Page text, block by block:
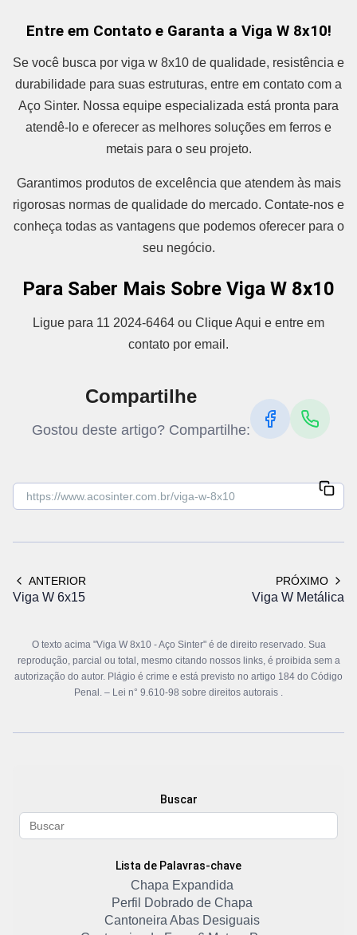
Entre em Contato e Garanta a Viga W 8x10!
Se você busca por viga w 8x10 de qualidade, resistência e
durabilidade para suas estruturas, entre em contato com a
Aço Sinter. Nossa equipe especializada está pronta para
atendê-lo e oferecer as melhores soluções em ferros e
metais para o seu projeto.
Garantimos produtos de excelência que atendem às mais
rigorosas normas de qualidade do mercado. Contate-nos e
conheça todas as vantagens que podemos oferecer para o
seu negócio.
Para Saber Mais Sobre Viga W 8x10
Ligue para 11 2024-6464 ou Clique Aqui e entre em
contato por email.
Compartilhe
Gostou deste artigo? Compartilhe:
ANTERIOR
Viga W 6x15
PRÓXIMO
Viga W Metálica
O texto acima "Viga W 8x10 - Aço Sinter" é de direito reservado. Sua
reprodução, parcial ou total, mesmo citando nossos links, é proibida sem a
autorização do autor. Plágio é crime e está previsto no artigo 184 do Código
Penal. – Lei n° 9.610-98 sobre direitos autorais .
Buscar
Lista de Palavras-chave
Chapa Expandida
Perfil Dobrado de Chapa
Cantoneira Abas Desiguais